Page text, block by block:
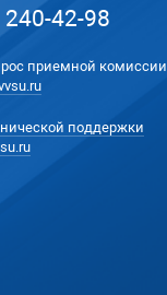
42-98
приемной комиссии
поддержки